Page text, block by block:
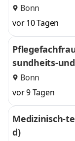
anzBonn
vor 10 Tagen
sundheits-
Bonn
vor 9 Tagen
Medizinisch-
d)